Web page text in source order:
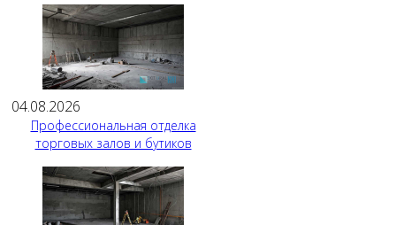
04.08.2026
Профессиональная отделка
торговых залов и бутиков